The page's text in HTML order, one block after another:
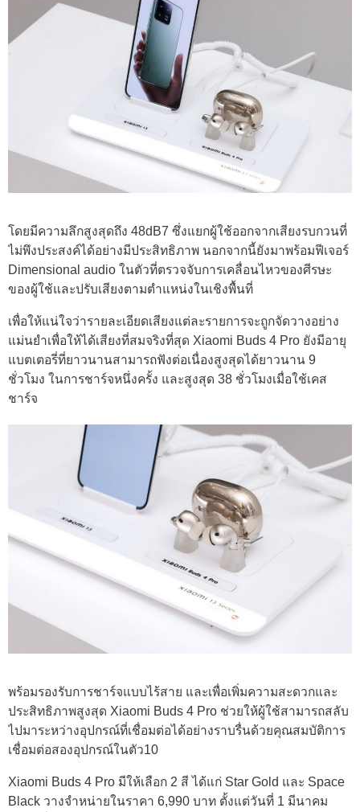
โดยมีความลึกสูงสุดถึง 48dB7 ซึ่งแยกผู้ใช้ออกจากเสียงรบกวนที่
ไม่พึงประสงค์ได้อย่างมีประสิทธิภาพ นอกจากนี้ยังมาพร้อมฟีเจอร์
Dimensional audio ในตัวที่ตรวจจับการเคลื่อนไหวของศีรษะ
ของผู้ใช้และปรับเสียงตามตำแหน่งในเชิงพื้นที่
เพื่อให้แน่ใจว่ารายละเอียดเสียงแต่ละรายการจะถูกจัดวางอย่าง
แม่นยำเพื่อให้ได้เสียงที่สมจริงที่สุด Xiaomi Buds 4 Pro ยังมีอายุ
แบตเตอรี่ที่ยาวนานสามารถฟังต่อเนื่องสูงสุดได้ยาวนาน 9
ชั่วโมง ในการชาร์จหนึ่งครั้ง และสูงสุด 38 ชั่วโมงเมื่อใช้เคส
ชาร์จ
พร้อมรองรับการชาร์จแบบไร้สาย และเพื่อเพิ่มความสะดวกและ
ประสิทธิภาพสูงสุด Xiaomi Buds 4 Pro ช่วยให้ผู้ใช้สามารถสลับ
ไปมาระหว่างอุปกรณ์ที่เชื่อมต่อได้อย่างราบรื่นด้วยคุณสมบัติการ
เชื่อมต่อสองอุปกรณ์ในตัว10
Xiaomi Buds 4 Pro มีให้เลือก 2 สี ได้แก่ Star Gold และ Space
Black วางจำหน่ายในราคา 6,990 บาท ตั้งแต่วันที่ 1 มีนาคม